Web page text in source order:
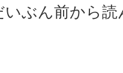
ぶん前から